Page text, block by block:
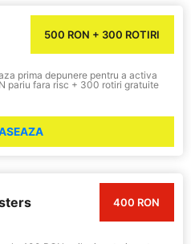
500 RON + 300 ROTIRI
prima depunere pentru a activa
pariu fara risc + 300 rotiri gratuite
400 RON